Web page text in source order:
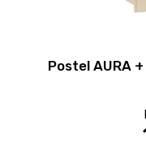
Postel AURA